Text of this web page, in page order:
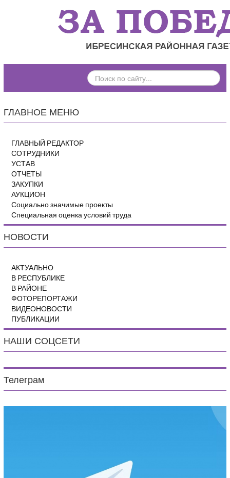
ПОИСК
ПО
ГЛАВНОЕ МЕНЮ
ГЛАВНЫЙ РЕДАКТОР
СОТРУДНИКИ
УСТАВ
ОТЧЕТЫ
ЗАКУПКИ
АУКЦИОН
Социально значимые проекты
Специальная оценка условий труда
НОВОСТИ
АКТУАЛЬНО
В РЕСПУБЛИКЕ
В РАЙОНЕ
ФОТОРЕПОРТАЖИ
ВИДЕОНОВОСТИ
ПУБЛИКАЦИИ
НАШИ СОЦСЕТИ
Телеграм